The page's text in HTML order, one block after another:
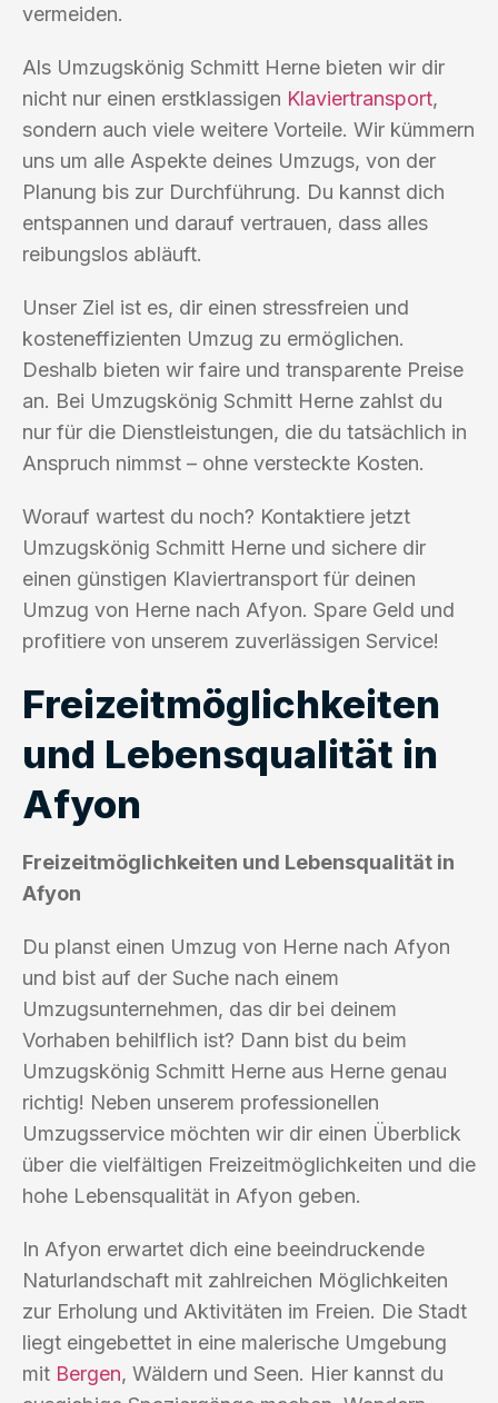
vermeiden.
Als Umzugskönig Schmitt Herne bieten wir dir
nicht nur einen erstklassigen Klaviertransport,
sondern auch viele weitere Vorteile. Wir kümmern
uns um alle Aspekte deines Umzugs, von der
Planung bis zur Durchführung. Du kannst dich
entspannen und darauf vertrauen, dass alles
reibungslos abläuft.
Unser Ziel ist es, dir einen stressfreien und
kosteneffizienten Umzug zu ermöglichen.
Deshalb bieten wir faire und transparente Preise
an. Bei Umzugskönig Schmitt Herne zahlst du
nur für die Dienstleistungen, die du tatsächlich in
Anspruch nimmst – ohne versteckte Kosten.
Worauf wartest du noch? Kontaktiere jetzt
Umzugskönig Schmitt Herne und sichere dir
einen günstigen Klaviertransport für deinen
Umzug von Herne nach Afyon. Spare Geld und
profitiere von unserem zuverlässigen Service!
Freizeitmöglichkeiten
und Lebensqualität in
Afyon
Freizeitmöglichkeiten und Lebensqualität in
Afyon
Du planst einen Umzug von Herne nach Afyon
und bist auf der Suche nach einem
Umzugsunternehmen, das dir bei deinem
Vorhaben behilflich ist? Dann bist du beim
Umzugskönig Schmitt Herne aus Herne genau
richtig! Neben unserem professionellen
Umzugsservice möchten wir dir einen Überblick
über die vielfältigen Freizeitmöglichkeiten und die
hohe Lebensqualität in Afyon geben.
In Afyon erwartet dich eine beeindruckende
Naturlandschaft mit zahlreichen Möglichkeiten
zur Erholung und Aktivitäten im Freien. Die Stadt
liegt eingebettet in eine malerische Umgebung
mit Bergen, Wäldern und Seen. Hier kannst du